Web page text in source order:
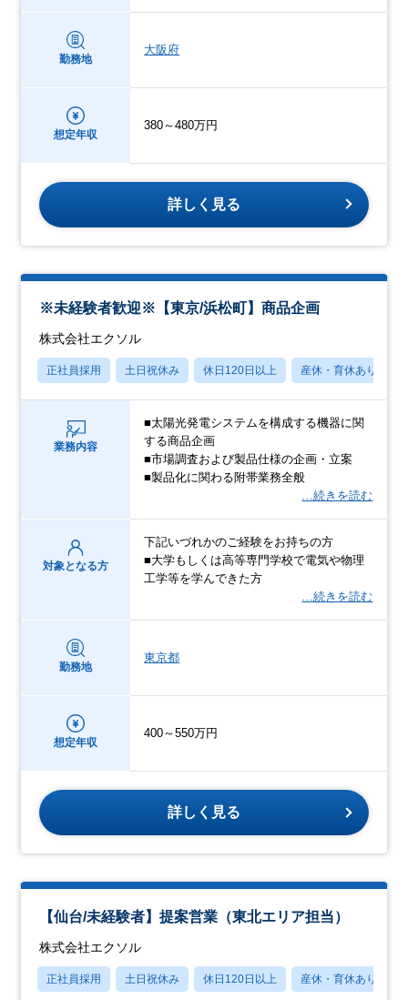
勤務地
大阪府
想定年収
380～480万円
詳しく見る
※未経験者歓迎※【東京/浜松町】商品企画
株式会社エクソル
正社員採用 土日祝休み 休日120日以上 産休・育休あり
業務内容
■太陽光発電システムを構成する機器に関
する商品企画
■市場調査および製品仕様の企画・立案
■製品化に関わる附帯業務全般
…続きを読む
対象となる方
下記いづれかのご経験をお持ちの方
■大学もしくは高等専門学校で電気や物理
工学等を学んできた方
…続きを読む
勤務地
東京都
想定年収
400～550万円
詳しく見る
【仙台/未経験者】提案営業（東北エリア担当）
株式会社エクソル
正社員採用 土日祝休み 休日120日以上 産休・育休あり